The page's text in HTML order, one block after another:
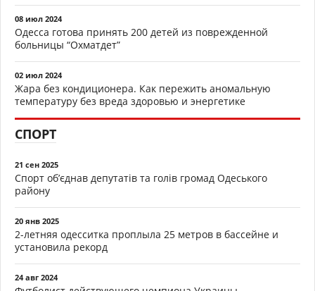
08 июл 2024
Одесса готова принять 200 детей из поврежденной
больницы “Охматдет”
02 июл 2024
Жара без кондиционера. Как пережить аномальную
температуру без вреда здоровью и энергетике
СПОРТ
21 сен 2025
Спорт об’єднав депутатів та голів громад Одеського
району
20 янв 2025
2-летняя одесситка проплыла 25 метров в бассейне и
установила рекорд
24 авг 2024